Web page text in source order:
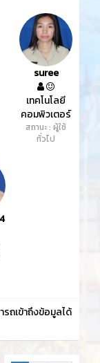
suree
เทคโนโลยี
คอมพิวเตอร์
สถานะ : ผู้ใช้
ทั่วไป
ถเข้าถึงข้อมูลได้